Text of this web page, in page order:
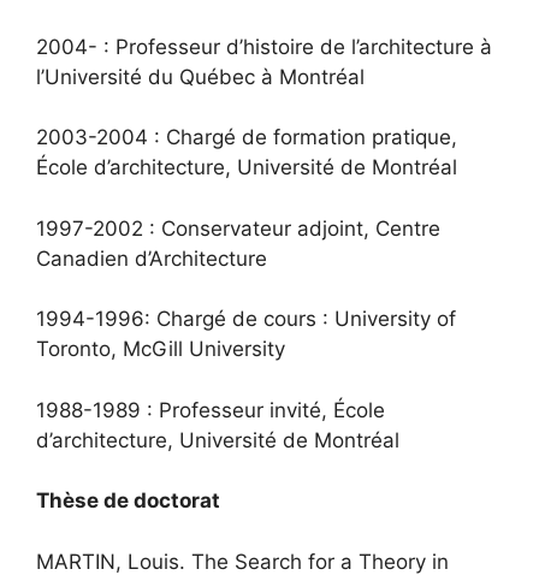
2004- : Professeur d’histoire de l’architecture à
l’Université du Québec à Montréal
2003-2004 : Chargé de formation pratique,
École d’architecture, Université de Montréal
1997-2002 : Conservateur adjoint, Centre
Canadien d’Architecture
1994-1996: Chargé de cours : University of
Toronto, McGill University
1988-1989 : Professeur invité, École
d’architecture, Université de Montréal
Thèse de doctorat
MARTIN, Louis. The Search for a Theory in